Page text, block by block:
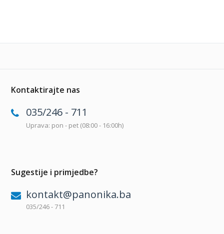
Kontaktirajte nas
035/246 - 711
Uprava: pon - pet (08:00 - 16:00h)
Sugestije i primjedbe?
kontakt@panonika.ba
035/246 - 711